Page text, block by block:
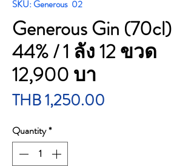
SKU: Generous 02
Generous Gin (70cl)
44% / 1 ลัง 12 ขวด
12,900 บา
THB 1,250.00
Quantity*